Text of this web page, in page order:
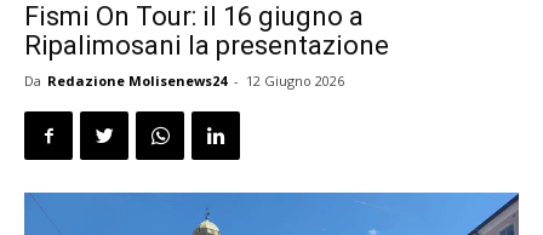
Fismi On Tour: il 16 giugno a
Ripalimosani la presentazione
Da Redazione Molisenews24 - 12 Giugno 2026